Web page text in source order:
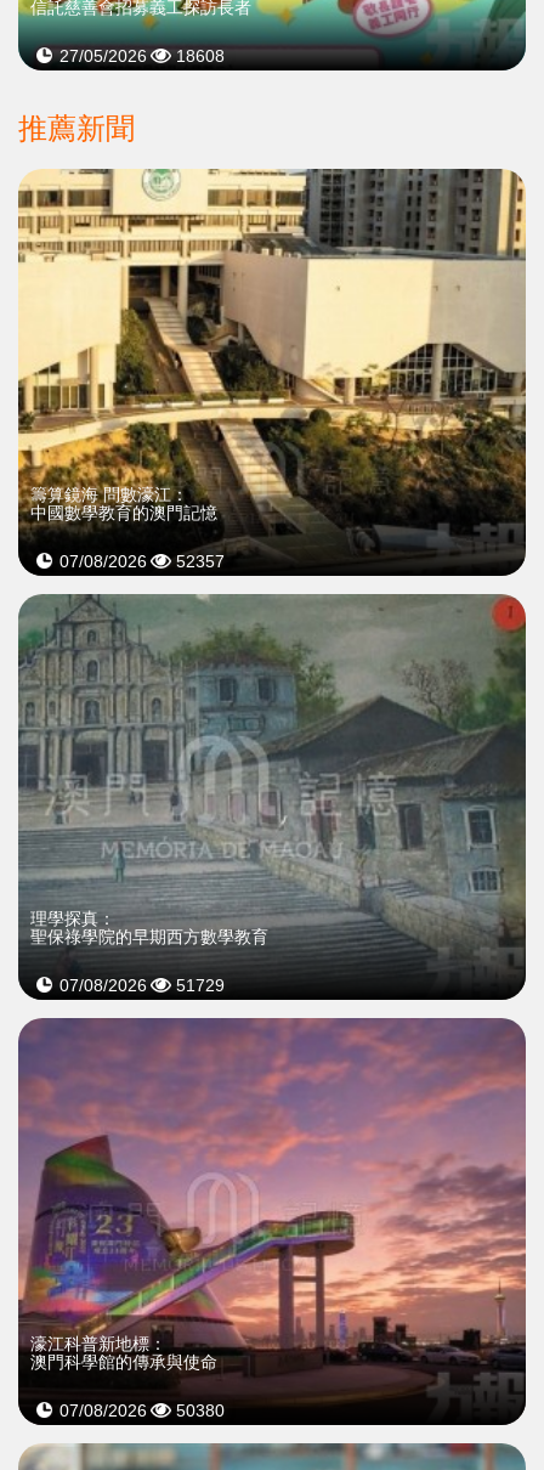
信託慈善會招募義工探訪長者
27/05/2026 18608
推薦新聞
籌算鏡海 問數濠江：
中國數學教育的澳門記憶
07/08/2026 52357
理學探真：
聖保祿學院的早期西方數學教育
07/08/2026 51729
濠江科普新地標：
澳門科學館的傳承與使命
07/08/2026 50380